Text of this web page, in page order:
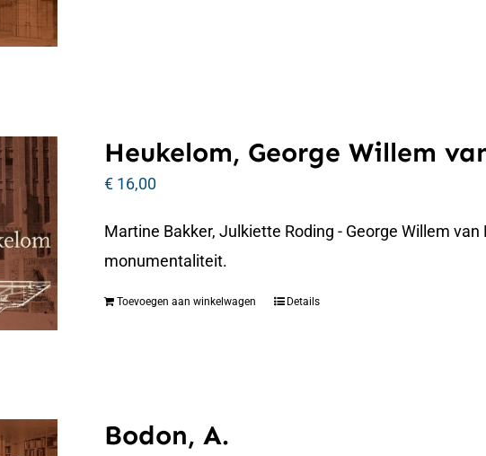
Heukelom, George Willem
€ 16,00
Martine Bakker, Julkiette Roding - George Willem
monumentaliteit.
Toevoegen aan winkelwagen Details
Bodon, A.